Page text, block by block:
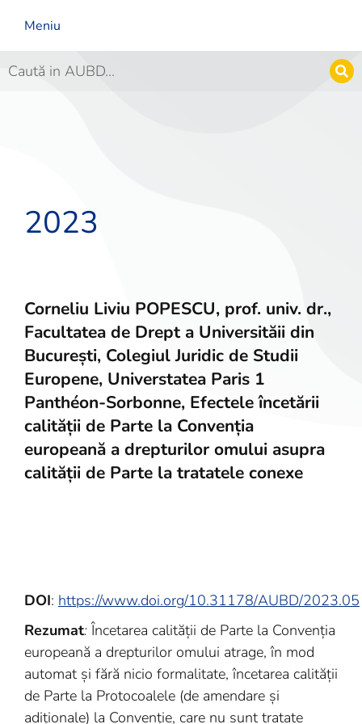
Meniu
2023
Corneliu Liviu POPESCU, prof. univ. dr.,
Facultatea de Drept a Universităii din
București, Colegiul Juridic de Studii
Europene, Universtatea Paris 1
Panthéon-Sorbonne, Efectele încetării
calității de Parte la Convenția
europeană a drepturilor omului asupra
calității de Parte la tratatele conexe
DOI: https://www.doi.org/10.31178/AUBD/2023.05
Rezumat: Încetarea calității de Parte la Convenția
europeană a drepturilor omului atrage, în mod
automat și fără nicio formalitate, încetarea calității
de Parte la Protocoalele (de amendare și
adiționale) la Convenție, care nu sunt tratate